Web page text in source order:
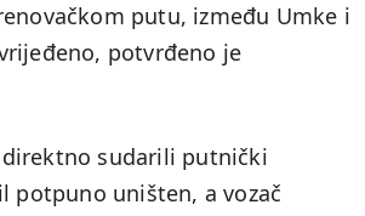
putu, između Umke i
potvrđeno je
sudarili putnički
uništen, a vozač